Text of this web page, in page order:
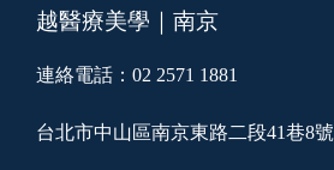
越醫療美學｜南京
連絡電話：02 2571 1881
台北市中山區南京東路二段41巷8號